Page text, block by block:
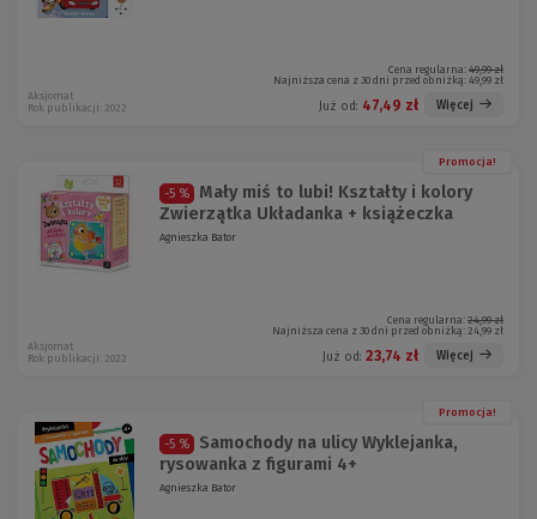
Cena regularna: 49,99 zł
Najniższa cena z 30 dni przed obniżką: 49,99 zł
Już od: 47,49 zł Więcej
Aksjomat
Rok publikacji: 2022
Promocja!
-5 %
Mały miś to lubi! Kształty i kolory
Zwierzątka Układanka + książeczka
Agnieszka Bator
Cena regularna: 24,99 zł
Najniższa cena z 30 dni przed obniżką: 24,99 zł
Już od: 23,74 zł Więcej
Aksjomat
Rok publikacji: 2022
Promocja!
-5 %
Samochody na ulicy Wyklejanka,
rysowanka z figurami 4+
Agnieszka Bator